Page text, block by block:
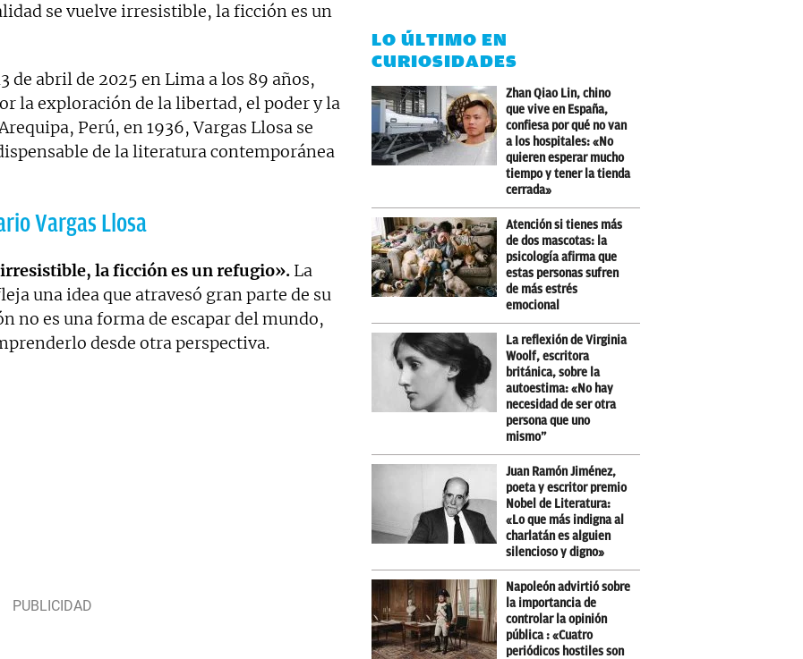
se vuelve irresistible, la ficción es un
de abril de 2025 en Lima a los 89 años,
la exploración de la libertad, el poder y la
Perú, en 1936, Vargas Llosa se
de la literatura contemporánea
Vargas Llosa
la ficción es un refugio». La
una idea que atravesó gran parte de su
no es una forma de escapar del mundo,
desde otra perspectiva.
LO ÚLTIMO EN
CURIOSIDADES
Zhan Qiao Lin, chino
que vive en España,
confiesa por qué no van
a los hospitales: «No
quieren esperar mucho
tiempo y tener la tienda
cerrada»
Atención si tienes más
de dos mascotas: la
psicología afirma que
estas personas sufren
de más estrés
emocional
La reflexión de Virginia
Woolf, escritora
británica, sobre la
autoestima: «No hay
necesidad de ser otra
persona que uno
mismo”
Juan Ramón Jiménez,
poeta y escritor premio
Nobel de Literatura:
«Lo que más indigna al
charlatán es alguien
silencioso y digno»
Napoleón advirtió sobre
la importancia de
controlar la opinión
pública : «Cuatro
periódicos hostiles son